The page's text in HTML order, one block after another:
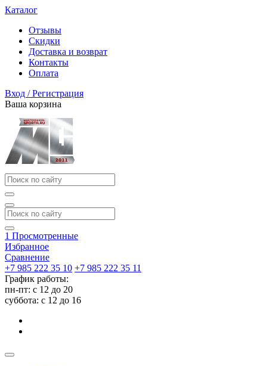
Каталог
Отзывы
Скидки
Доставка и возврат
Контакты
Оплата
Вход / Регистрация
Ваша корзина
1 Просмотренные
Избранное
Сравнение
+7 985 222 35 10 +7 985 222 35 11
График работы:
пн-пт: с 12 до 20
суббота: c 12 до 16